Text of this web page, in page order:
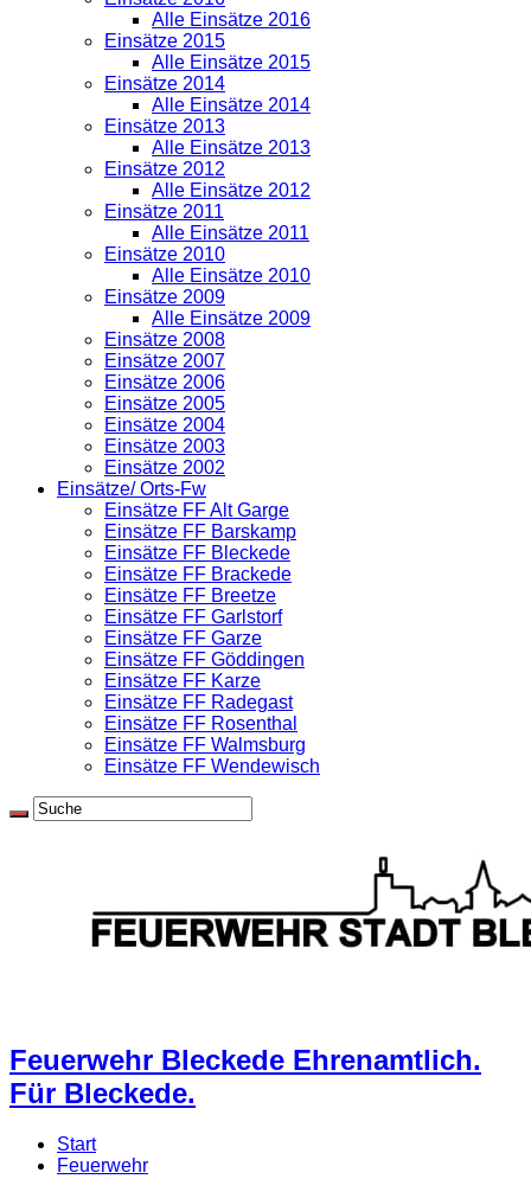
Alle Einsätze 2016
Einsätze 2015
Alle Einsätze 2015
Einsätze 2014
Alle Einsätze 2014
Einsätze 2013
Alle Einsätze 2013
Einsätze 2012
Alle Einsätze 2012
Einsätze 2011
Alle Einsätze 2011
Einsätze 2010
Alle Einsätze 2010
Einsätze 2009
Alle Einsätze 2009
Einsätze 2008
Einsätze 2007
Einsätze 2006
Einsätze 2005
Einsätze 2004
Einsätze 2003
Einsätze 2002
Einsätze/ Orts-Fw
Einsätze FF Alt Garge
Einsätze FF Barskamp
Einsätze FF Bleckede
Einsätze FF Brackede
Einsätze FF Breetze
Einsätze FF Garlstorf
Einsätze FF Garze
Einsätze FF Göddingen
Einsätze FF Karze
Einsätze FF Radegast
Einsätze FF Rosenthal
Einsätze FF Walmsburg
Einsätze FF Wendewisch
Feuerwehr Bleckede Ehrenamtlich.
Für Bleckede.
Start
Feuerwehr